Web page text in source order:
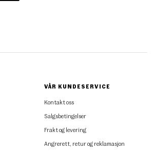
VÅR KUNDESERVICE
Kontakt oss
Salgsbetingelser
Frakt og levering
Angrerett, retur og reklamasjon